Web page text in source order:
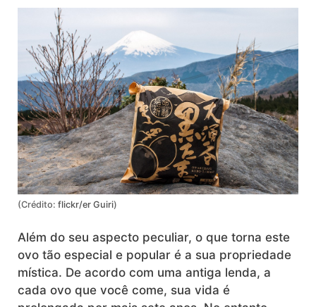
(Crédito: flickr/er Guiri)
Além do seu aspecto peculiar, o que torna este
ovo tão especial e popular é a sua propriedade
mística. De acordo com uma antiga lenda, a
cada ovo que você come, sua vida é